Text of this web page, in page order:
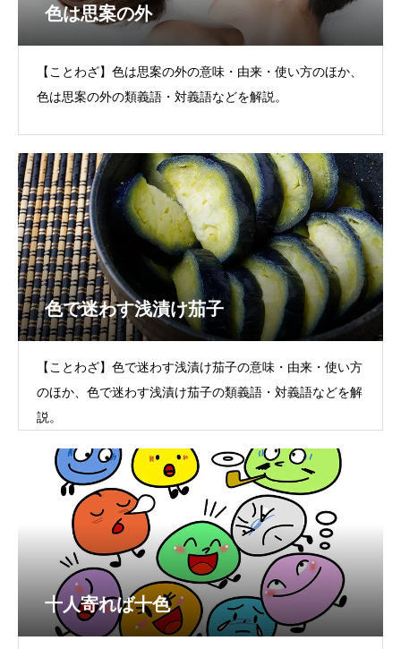
色は思案の外
【ことわざ】色は思案の外の意味・由来・使い方のほか、
色は思案の外の類義語・対義語などを解説。
色で迷わす浅漬け茄子
【ことわざ】色で迷わす浅漬け茄子の意味・由来・使い方
のほか、色で迷わす浅漬け茄子の類義語・対義語などを解
説。
十人寄れば十色